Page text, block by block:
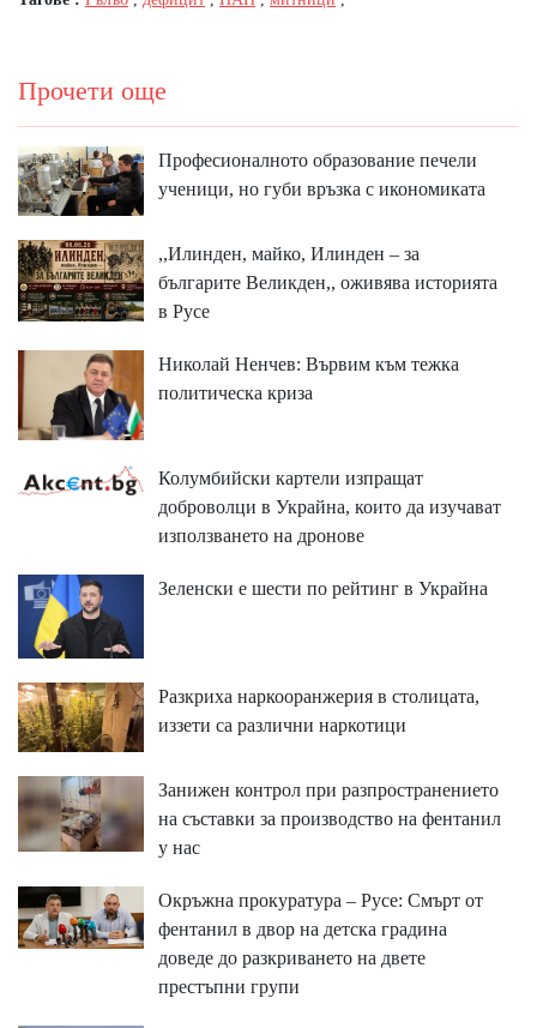
Прочети още
Професионалното образование печели
ученици, но губи връзка с икономиката
,,Илинден, майко, Илинден – за
българите Великден,, оживява историята
в Русе
Николай Ненчев: Вървим към тежка
политическа криза
Колумбийски картели изпращат
доброволци в Украйна, които да изучават
използването на дронове
Зеленски е шести по рейтинг в Украйна
Разкриха наркооранжерия в столицата,
иззети са различни наркотици
Занижен контрол при разпространението
на съставки за производство на фентанил
у нас
Окръжна прокуратура – Русе: Смърт от
фентанил в двор на детска градина
доведе до разкриването на двете
престъпни групи